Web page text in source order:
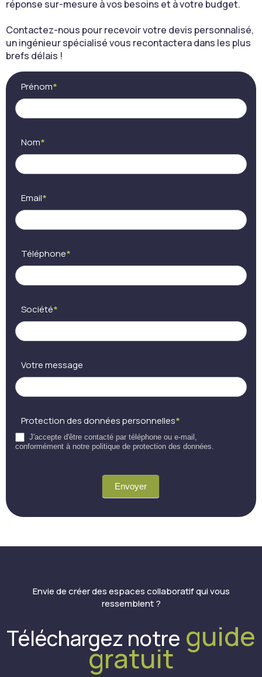
réponse sur-mesure à vos besoins et à votre budget.
Contactez-nous pour recevoir votre devis personnalisé,
un ingénieur spécialisé vous recontactera dans les plus
brefs délais !
(FR) -
Cocon
AV
Prénom*
Nom*
Email*
Téléphone*
Société*
Votre message
Protection des données personnelles*
J'accepte d'être contacté par téléphone ou e-mail,
conformément à notre politique de protection des données.
Envoyer
vous
êtes
un
remplissez
pas
ce
Envie de créer des espaces collaboratif qui vous
ressemblent ?
Téléchargez notre guide
gratuit